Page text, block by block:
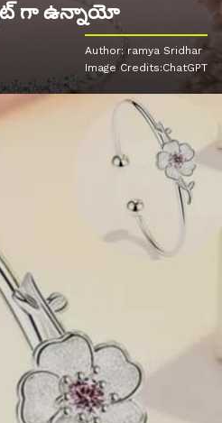
గా ఉన్నాయో
Author: ramya Sridhar
Image Credits:ChatGPT